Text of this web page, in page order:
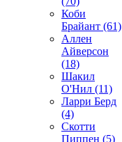
Коби
Брайант (61)
Аллен
Айверсон
(18)
Шакил
О'Нил (11)
Ларри Берд
(4)
Скотти
Пиппен (5)